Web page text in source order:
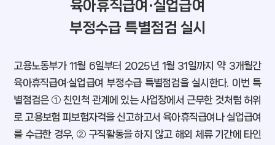
육아휴직급여·실업급여
부정수급 특별점검 실시
고용노동부가 11월 6일부터 2025년 1월 31일까지 약 3개월간
육아휴직급여·실업급여 부정수급 특별점검을 실시한다. 이번 특
별점검은 ① 친인척 관계에 있는 사업장에서 근무한 것처럼 허위
로 고용보험 피보험자격을 신고하고서 육아휴직급여나 실업급여
를 수급한 경우, ② 구직활동을 하지 않고 해외 체류 기간에 타인